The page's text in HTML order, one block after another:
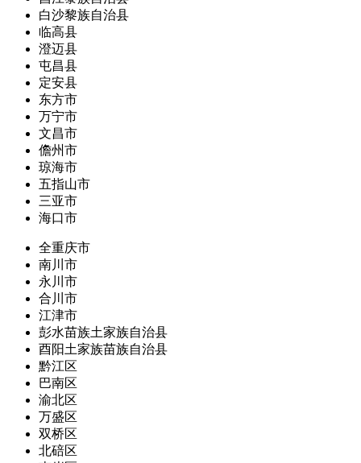
白沙黎族自治县
临高县
澄迈县
屯昌县
定安县
东方市
万宁市
文昌市
儋州市
琼海市
五指山市
三亚市
海口市
全重庆市
南川市
永川市
合川市
江津市
彭水苗族土家族自治县
酉阳土家族苗族自治县
黔江区
巴南区
渝北区
万盛区
双桥区
北碚区